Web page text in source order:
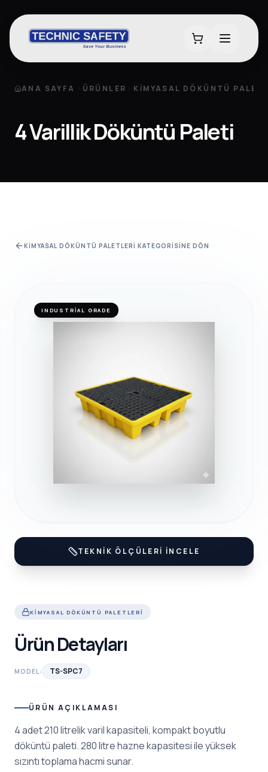
ANA SAYFA ÜRÜNLER KIMYASAL DÖKÜNTÜ
4 Varillik Döküntü Paleti
KIMYASAL DÖKÜNTÜ PALETLERI KATEGORISINE DÖN
INDUSTRIAL GRADE
TEKNIK ÖLÇÜLERI İNCELE
KIMYASAL DÖKÜNTÜ PALETLERI
Ürün Detayları
MODEL: TS-SPC7
ÜRÜN AÇIKLAMASI
4 adet 210 litrelik varil kapasiteli, kompakt boyutlu
döküntü paleti. 280 litre hazne kapasitesi ile yüksek
sızıntı toplama hacmi sunar.